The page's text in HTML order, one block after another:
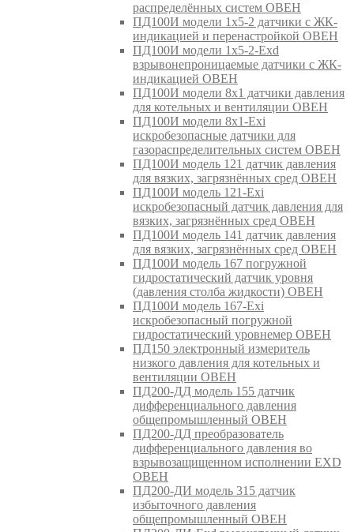
распределённых систем ОВЕН
ПД100И модели 1х5-2 датчики с ЖК-
индикацией и перенастройкой ОВЕН
ПД100И модели 1х5-2-Exd
взрывонепроницаемые датчики с ЖК-
индикацией ОВЕН
ПД100И модели 8х1 датчики давления
для котельных и вентиляции ОВЕН
ПД100И модели 8х1-Exi
искробезопасные датчики для
газораспределительных систем ОВЕН
ПД100И модель 121 датчик давления
для вязких, загрязнённых сред ОВЕН
ПД100И модель 121-Exi
искробезопасный датчик давления для
вязких, загрязнённых сред ОВЕН
ПД100И модель 141 датчик давления
для вязких, загрязнённых сред ОВЕН
ПД100И модель 167 погружной
гидростатический датчик уровня
(давления столба жидкости) ОВЕН
ПД100И модель 167-Exi
искробезопасный погружной
гидростатический уровнемер ОВЕН
ПД150 электронный измеритель
низкого давления для котельных и
вентиляции ОВЕН
ПД200-ДД модель 155 датчик
дифференциального давления
общепромышленный ОВЕН
ПД200-ДД преобразователь
дифференциального давления во
взрывозащищенном исполнении EXD
ОВЕН
ПД200-ДИ модель 315 датчик
избыточного давления
общепромышленный ОВЕН